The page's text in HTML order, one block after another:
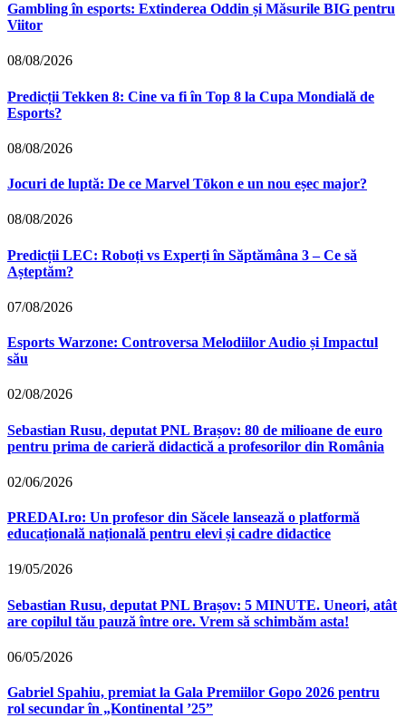
Gambling în esports: Extinderea Oddin și Măsurile BIG pentru
Viitor
08/08/2026
Predicții Tekken 8: Cine va fi în Top 8 la Cupa Mondială de
Esports?
08/08/2026
Jocuri de luptă: De ce Marvel Tōkon e un nou eșec major?
08/08/2026
Predicții LEC: Roboți vs Experți în Săptămâna 3 – Ce să
Așteptăm?
07/08/2026
Esports Warzone: Controversa Melodiilor Audio și Impactul
său
02/08/2026
Sebastian Rusu, deputat PNL Brașov: 80 de milioane de euro
pentru prima de carieră didactică a profesorilor din România
02/06/2026
PREDAI.ro: Un profesor din Săcele lansează o platformă
educațională națională pentru elevi și cadre didactice
19/05/2026
Sebastian Rusu, deputat PNL Brașov: 5 MINUTE. Uneori, atât
are copilul tău pauză între ore. Vrem să schimbăm asta!
06/05/2026
Gabriel Spahiu, premiat la Gala Premiilor Gopo 2026 pentru
rol secundar în „Kontinental ’25”